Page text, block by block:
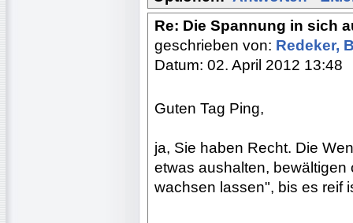
Re: Die Spannung in sich
geschrieben von: Redeker,
Datum: 02. April 2012 13:48
Guten Tag Ping,
ja, Sie haben Recht. Die
etwas aushalten,
wachsen lassen", bis es reif